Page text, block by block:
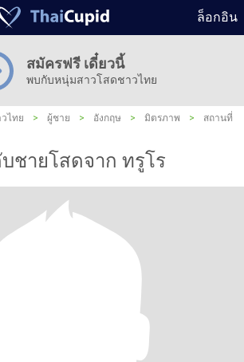
ล็อกอิน
สมัครฟรี เดี๋ยวนี้
พบกับหนุ่มสาวโสดชาวไทย
ไทย > ผู้ชาย > อังกฤษ > มิตรภาพ >
สถานที่
ชายโสดจาก ทรูโร